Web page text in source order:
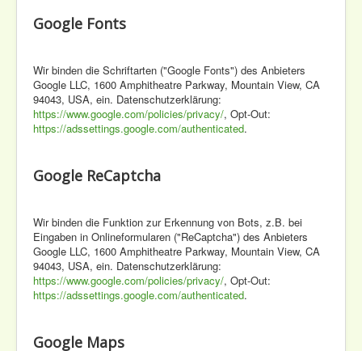
Google Fonts
Wir binden die Schriftarten ("Google Fonts") des Anbieters
Google LLC, 1600 Amphitheatre Parkway, Mountain View, CA
94043, USA, ein. Datenschutzerklärung:
https://www.google.com/policies/privacy/, Opt-Out:
https://adssettings.google.com/authenticated.
Google ReCaptcha
Wir binden die Funktion zur Erkennung von Bots, z.B. bei
Eingaben in Onlineformularen ("ReCaptcha") des Anbieters
Google LLC, 1600 Amphitheatre Parkway, Mountain View, CA
94043, USA, ein. Datenschutzerklärung:
https://www.google.com/policies/privacy/, Opt-Out:
https://adssettings.google.com/authenticated.
Google Maps